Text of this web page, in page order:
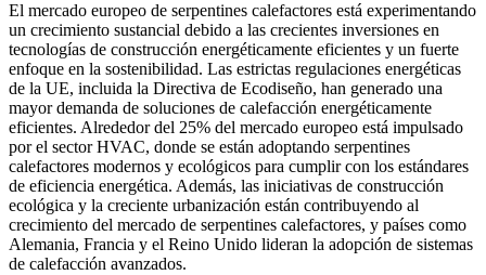
El mercado europeo de serpentines calefactores está experimentando
un crecimiento sustancial debido a las crecientes inversiones en
tecnologías de construcción energéticamente eficientes y un fuerte
enfoque en la sostenibilidad. Las estrictas regulaciones energéticas
de la UE, incluida la Directiva de Ecodiseño, han generado una
mayor demanda de soluciones de calefacción energéticamente
eficientes. Alrededor del 25% del mercado europeo está impulsado
por el sector HVAC, donde se están adoptando serpentines
calefactores modernos y ecológicos para cumplir con los estándares
de eficiencia energética. Además, las iniciativas de construcción
ecológica y la creciente urbanización están contribuyendo al
crecimiento del mercado de serpentines calefactores, y países como
Alemania, Francia y el Reino Unido lideran la adopción de sistemas
de calefacción avanzados.